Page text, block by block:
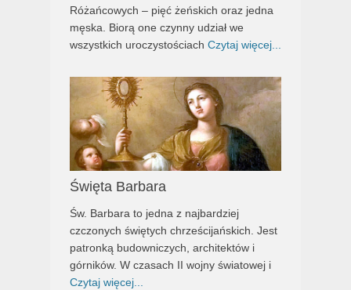
Różańcowych – pięć żeńskich oraz jedna
męska. Biorą one czynny udział we
wszystkich uroczystościach Czytaj więcej...
Święta Barbara
Św. Barbara to jedna z najbardziej
czczonych świętych chrześcijańskich. Jest
patronką budowniczych, architektów i
górników. W czasach II wojny światowej i
Czytaj więcej...